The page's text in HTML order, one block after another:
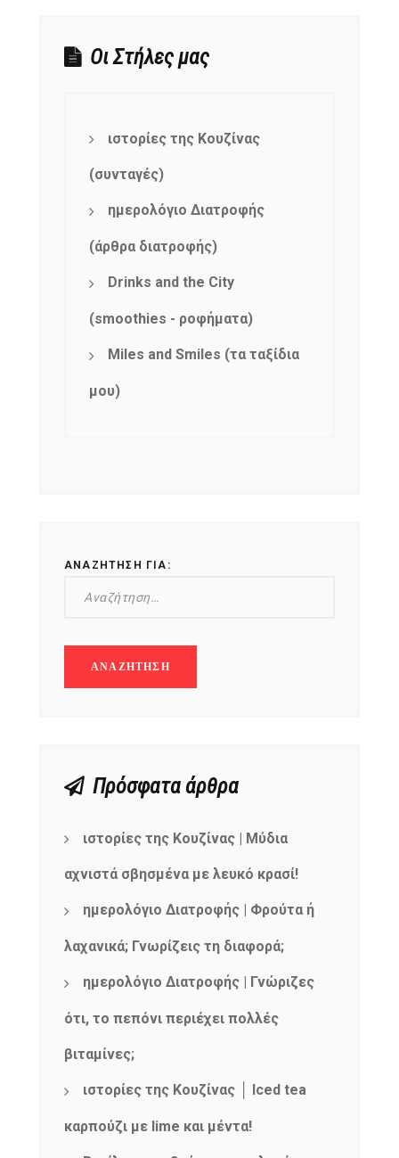
Οι Στήλες μας
ιστορίες της Κουζίνας
(συνταγές)
ημερολόγιο Διατροφής
(άρθρα διατροφής)
Drinks and the City
(smoothies - ροφήματα)
Miles and Smiles (τα ταξίδια
μου)
ΑΝΑΖΉΤΗΣΗ ΓΙΑ:
Πρόσφατα άρθρα
ιστορίες της Κουζίνας | Μύδια
αχνιστά σβησμένα με λευκό κρασί!
ημερολόγιο Διατροφής | Φρούτα ή
λαχανικά; Γνωρίζεις τη διαφορά;
ημερολόγιο Διατροφής | Γνώριζες
ότι, το πεπόνι περιέχει πολλές
βιταμίνες;
ιστορίες της Κουζίνας │ Iced tea
καρπούζι με lime και μέντα!